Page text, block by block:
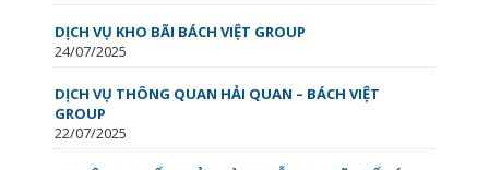
DỊCH VỤ KHO BÃI BÁCH VIỆT GROUP
24/07/2025
DỊCH VỤ THÔNG QUAN HẢI QUAN – BÁCH VIỆT
GROUP
22/07/2025